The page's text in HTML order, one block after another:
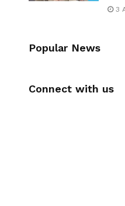
3
Popular News
Connect with us